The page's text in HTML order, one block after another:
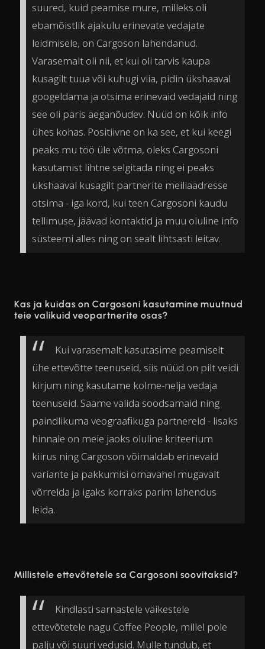
suured, kuid peamise mure, milleks oli
ebamõistlik ajakulu erinevate vedajate
leidmisele, on Cargoson lahendanud.
Varasemalt oli nii, et kui oli tarvis kaupa
kusagilt tuua või kuhugi viia, pidin ükshaaval
googeldama ja otsima erinevaid vedajaid ning
see oli päris aeganõudev. Nüüd on kõik info
ühes kohas. Positiivne on ka see, et kui keegi
peaks mu töö üle võtma, oleks Cargosoni
kasutamist lihtne selgitada ning ei peaks
ükshaaval kusagilt partnerite meiliaadresse
otsima - iga kord, kui teen Cargosoni kaudu
tellimuse, jäävad kontaktid ja muu oluline info
süsteemi alles ning on sealt lihtsasti leitav.
Kas ja kuidas on Cargosoni kasutamine muutnud
teie valikuid veopartnerite osas?
Kui varasemalt kasutasime peamiselt
ühe ettevõtte teenuseid, siis nüüd on pilt veidi
kirjum ning kasutame kolme-nelja vedaja
teenuseid. Saame valida soodsamaid ning
paindlikuma veograafikuga partnereid - lisaks
hinnale on meie jaoks oluline kriteerium
kiirus ning Cargoson võimaldab erinevaid
variante ja pakkumisi omavahel mugavalt
võrrelda ja igaks korraks parim lahendus
leida.
Millistele ettevõtetele sa Cargosoni soovitaksid?
Kindlasti sarnastele väikestele
ettevõtetele nagu Coffee People, millel pole
palju või suuri vedusid. Mulle tundub, et